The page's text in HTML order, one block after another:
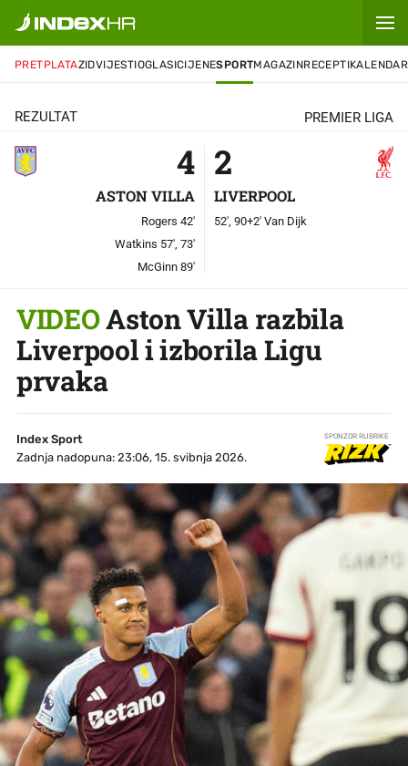
PRETPLATAZIDVIJESTIOGLASICIJENESPORTMAGAZINRECEPTIKALENDAR
REZULTAT PREMIER LIGA
4 2
ASTON VILLA LIVERPOOL
Rogers 42'
Watkins 57', 73'
McGinn 89'
52', 90+2' Van Dijk
VIDEOAston Villa razbila
Liverpool i izborila Ligu
prvaka
Index Sport
Zadnja nadopuna: 23:06, 15. svibnja 2026.
SPONZOR RUBRIKE